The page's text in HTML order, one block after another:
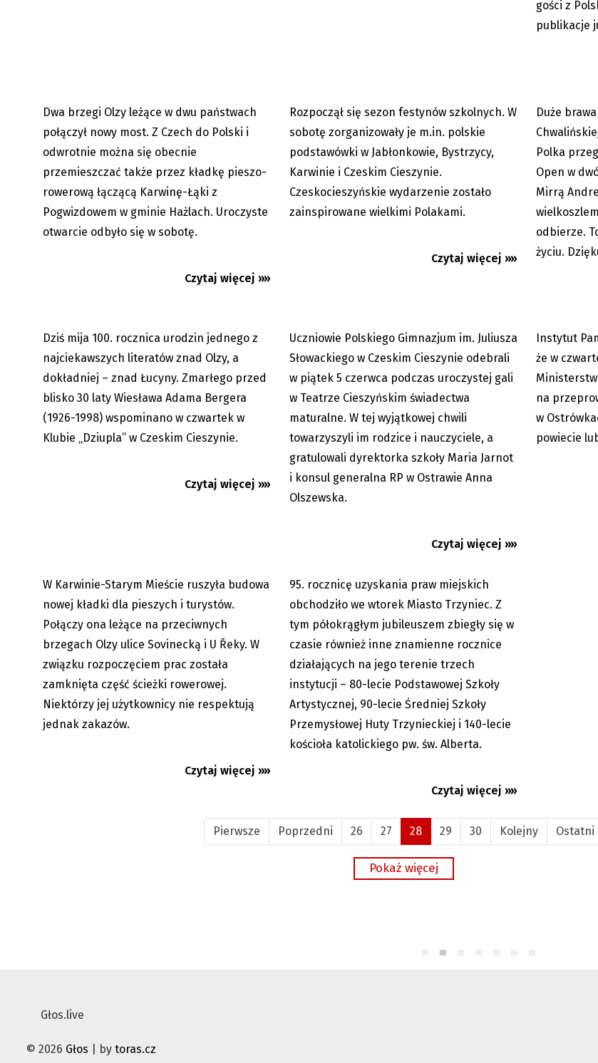
gości z
publikacje
07.06.2026
Dwa brzegi Olzy leżące w dwu państwach
połączył nowy most. Z Czech do Polski i
odwrotnie można się obecnie
przemieszczać także przez kładkę pieszo-
rowerową łączącą Karwinę-Łąki z
Pogwizdowem w gminie Hażlach. Uroczyste
otwarcie odbyło się w sobotę.
Czytaj więcej »»
07.06.2026
Rozpoczął się sezon festynów szkolnych. W
sobotę zorganizowały je m.in. polskie
podstawówki w Jabłonkowie, Bystrzycy,
Karwinie i Czeskim Cieszynie.
Czeskocieszyńskie wydarzenie zostało
zainspirowane wielkimi Polakami.
Czytaj więcej »»
Zdaniem
Dziękuję,
Duże
Polka
Open w
Mirrą
odbierze.
życiu.
06.06.2026
Pisarz znad Łucyny miałby dziś 100
Dziś mija 100. rocznica urodzin jednego z
najciekawszych literatów znad Olzy, a
dokładniej – znad Łucyny. Zmarłego przed
blisko 30 laty Wiesława Adama Bergera
(1926-1998) wspominano w czwartek w
Klubie „Dziupla” w Czeskim Cieszynie.
Czytaj więcej »»
06.06.2026
Uczniowie Polskiego Gimnazjum im. Juliusza
Słowackiego w Czeskim Cieszynie odebrali
w piątek 5 czerwca podczas uroczystej gali
w Teatrze Cieszyńskim świadectwa
maturalne. W tej wyjątkowej chwili
towarzyszyli im rodzice i nauczyciele, a
gratulowali dyrektorka szkoły Maria Jarnot
i konsul generalna RP w Ostrawie Anna
Olszewska.
Czytaj więcej »»
IPN:
że jest zgoda
ekshumacje...
Instytut
że w
na
w
powiecie
07.06.2026
Wjeżdżają na plac budowy
W Karwinie-Starym Mieście ruszyła budowa
nowej kładki dla pieszych i turystów.
Połączy ona leżące na przeciwnych
brzegach Olzy ulice Sovinecką i U Řeky. W
związku rozpoczęciem prac została
zamknięta część ścieżki rowerowej.
Niektórzy jej użytkownicy nie respektują
jednak zakazów.
Czytaj więcej »»
05.06.2026
Trzyniec: Poczwórne urodziny
hutniczego miasta
95. rocznicę uzyskania praw miejskich
obchodziło we wtorek Miasto Trzyniec. Z
tym półokrągłym jubileuszem zbiegły się w
czasie również inne znamienne rocznice
działających na jego terenie trzech
instytucji – 80-lecie Podstawowej Szkoły
Artystycznej, 90-lecie Średniej Szkoły
Przemysłowej Huty Trzynieckiej i 140-lecie
kościoła katolickiego pw. św. Alberta.
Czytaj więcej »»
Pierwsze Poprzedni 26 27 28 29 30 Kolejny Ostatni
Głos.live
© 2026 Głos | by toras.cz